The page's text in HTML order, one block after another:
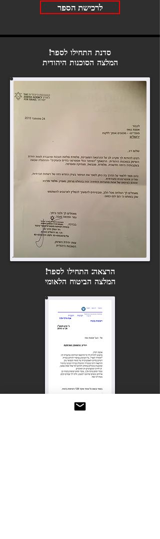
לרכישת הספר
סדנת התחילו לספר!
המלצה הסוכנות היהודית
הרצאה: התחילו לספר!
המלצה הביטוח הלאומי